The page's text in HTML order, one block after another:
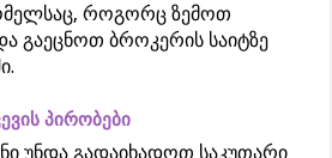
როგორც ზემოთ
გაეცნოთ ბროკერის საიტზე
პირობები
უნდა გადაიხადოთ საკუთარი